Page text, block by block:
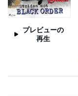
プレビューの
再生